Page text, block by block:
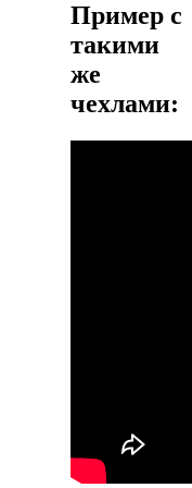
Пример с
такими
же
чехлами: